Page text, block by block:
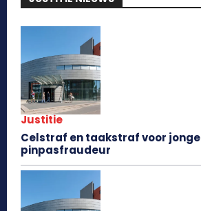
Justitie
Celstraf en taakstraf voor jonge
pinpasfraudeur